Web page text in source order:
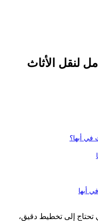
لنقل الأثاث
في أبها؟
أبها
تحتاج إلى تخطيط دقيق،